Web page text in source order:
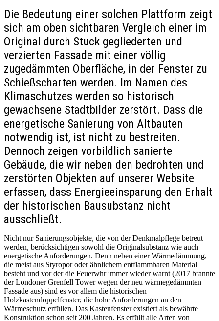
Die Bedeutung einer solchen Plattform zeigt
sich am oben sichtbaren Vergleich einer im
Original durch Stuck gegliederten und
verzierten Fassade mit einer völlig
zugedämmten Oberfläche, in der Fenster zu
Schießscharten werden. Im Namen des
Klimaschutzes werden so historisch
gewachsene Stadtbilder zerstört. Dass die
energetische Sanierung von Altbauten
notwendig ist, ist nicht zu bestreiten.
Dennoch zeigen vorbildlich sanierte
Gebäude, die wir neben den bedrohten und
zerstörten Objekten auf unserer Website
erfassen, dass Energieeinsparung den Erhalt
der historischen Bausubstanz nicht
ausschließt.
Nicht nur Sanierungsobjekte, die von der Denkmalpflege betreut
werden, berücksichtigen sowohl die Originalsubstanz wie auch
energetische Anforderungen. Denn neben einer Wärmedämmung,
die meist aus Styropor oder ähnlichem entflammbaren Material
besteht und vor der die Feuerwhr immer wieder warnt (2017 brannte
der Londoner Grenfell Tower wegen der neu wärmegedämmten
Fassade aus) sind es vor allem die historischen
Holzkastendoppelfenster, die hohe Anforderungen an den
Wärmeschutz erfüllen. Das Kastenfenster existiert als bewährte
Konstruktion schon seit 200 Jahren. Es erfüllt alle Arten von